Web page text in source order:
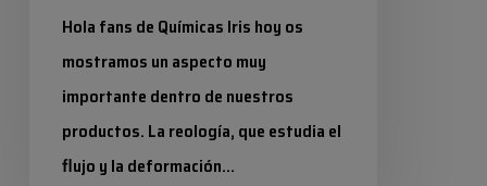
Hola fans de Químicas Iris hoy os
mostramos un aspecto muy
importante dentro de nuestros
productos. La reología, que estudia el
flujo y la deformación…